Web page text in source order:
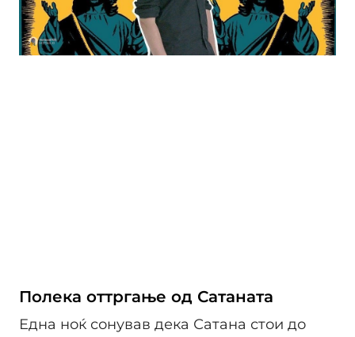
Полека оттргање од Сатаната
Една ноќ сонував дека Сатана стои до